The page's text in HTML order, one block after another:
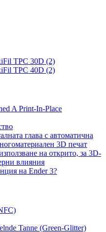
TPC 30D (2)
TPC 40D (2)
A Print-In-Place
глава с автоматична
3D печат
на открито, за 3D-
влияния
на Ender 3?
Tanne (Green-Glitter)